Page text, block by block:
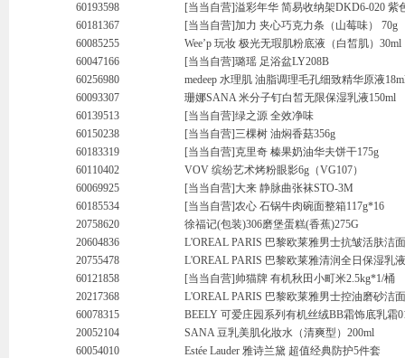
60193598
[当当自营]溢彩年华 简易收纳架DKD6-020 紫
60181367
[当当自营]加力 夹心巧克力条（山莓味） 70g
60085255
Wee’p 玩妆 极光无瑕肌粉底液（白皙肌）30ml
60047166
[当当自营]璐瑶 足浴盆LY208B
60256980
medeep 水理肌 油脂调理毛孔细致精华原液
60093307
珊娜SANA 米分子钉白皙无限保湿乳液150ml
60139513
[当当自营]绿之源 全效净味
60150238
[当当自营]三棵树 油焖香菇356g
60183319
[当当自营]克里奇 榛果奶油华夫饼干175g
60110402
VOV 缤纷艺术烤粉眼影6g（VG107）
60069925
[当当自营]大来 静脉曲张袜STO-3M
60185534
[当当自营]农心 石锅牛肉碗面整箱117g*16
20758620
徐福记(包装)306磨堡蛋糕(香蕉)275G
20604836
L'OREAL PARIS 巴黎欧莱雅男士抗皱活肤洁
20755478
L'OREAL PARIS 巴黎欧莱雅清润全日保湿乳
60121858
[当当自营]帅猫牌 有机秋田小町米2.5kg*1/桶
20217368
L'OREAL PARIS 巴黎欧莱雅男士控油磨砂洁
60078315
BEELY 可爱庄园系列有机丝绒BB霜饰底乳霜
20052104
SANA 豆乳美肌化妝水（清爽型）200ml
60054010
Estée Lauder 雅诗兰黛 超值经典防护5件套